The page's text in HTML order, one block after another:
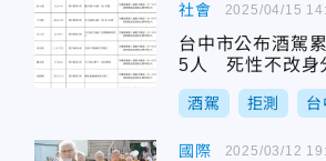
社會
台中市公布酒駕
5人 死性不改身
酒駕 拒測 台
2025/04/15
國際 2025/03/12